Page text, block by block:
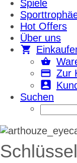
Spiele
Hot Offers
Über uns
Zur
Suchen